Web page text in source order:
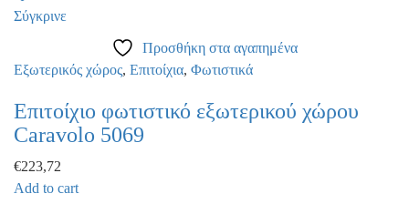
on
page
Σύγκρινε
Προσθήκη στα αγαπημένα
Εξωτερικός χώρος, Επιτοίχια, Φωτιστικά
Επιτοίχιο φωτιστικό εξωτερικού χώρου
Caravolo 5069
€223,72
Add to cart